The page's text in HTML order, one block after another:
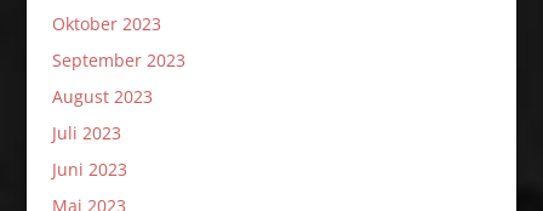
Oktober 2023
September 2023
August 2023
Juli 2023
Juni 2023
Mai 2023